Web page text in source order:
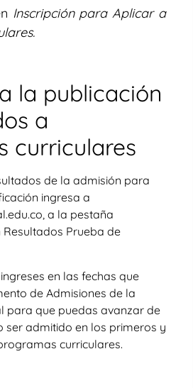
Inscripción para Aplicar a
la publicación
a
curriculares
de la admisión para
ingresa a
a la pestaña
Prueba de
en las fechas que
de Admisiones de la
para que puedas avanzar de
ser admitido en los primeros y
curriculares.